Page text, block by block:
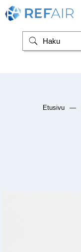
Etusivu —